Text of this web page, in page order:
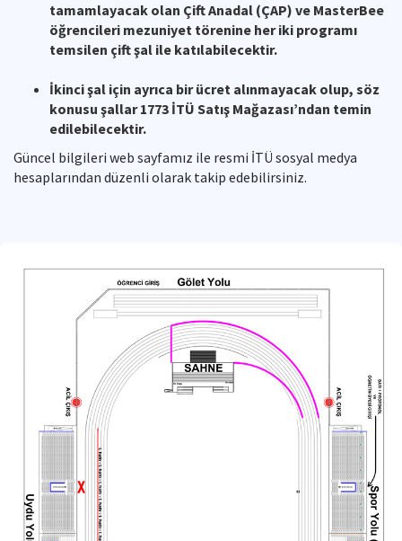
tamamlayacak olan Çift Anadal (ÇAP) ve MasterBee
öğrencileri mezuniyet törenine her iki programı
temsilen çift şal ile katılabilecektir.
İkinci şal için ayrıca bir ücret alınmayacak olup, söz
konusu şallar 1773 İTÜ Satış Mağazası’ndan temin
edilebilecektir.
Güncel bilgileri web sayfamız ile resmi İTÜ sosyal medya
hesaplarından düzenli olarak takip edebilirsiniz.